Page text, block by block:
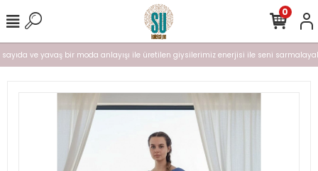
sayıda ve yavaş bir moda anlayışı ile üretilen giysilerimiz enerjisi ile seni
0